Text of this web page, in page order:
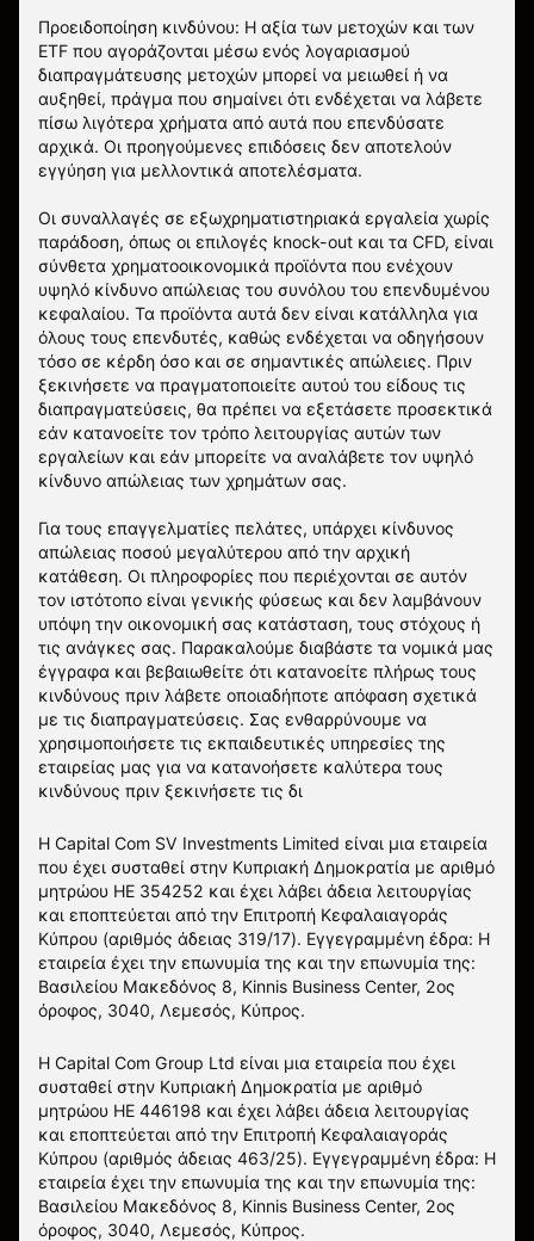
Προειδοποίηση κινδύνου: Η αξία των μετοχών και των
ETF που αγοράζονται μέσω ενός λογαριασμού
διαπραγμάτευσης μετοχών μπορεί να μειωθεί ή να
αυξηθεί, πράγμα που σημαίνει ότι ενδέχεται να λάβετε
πίσω λιγότερα χρήματα από αυτά που επενδύσατε
αρχικά. Οι προηγούμενες επιδόσεις δεν αποτελούν
εγγύηση για μελλοντικά αποτελέσματα.
Οι συναλλαγές σε εξωχρηματιστηριακά εργαλεία χωρίς
παράδοση, όπως οι επιλογές knock-out και τα CFD, είναι
σύνθετα χρηματοοικονομικά προϊόντα που ενέχουν
υψηλό κίνδυνο απώλειας του συνόλου του επενδυμένου
κεφαλαίου. Τα προϊόντα αυτά δεν είναι κατάλληλα για
όλους τους επενδυτές, καθώς ενδέχεται να οδηγήσουν
τόσο σε κέρδη όσο και σε σημαντικές απώλειες. Πριν
ξεκινήσετε να πραγματοποιείτε αυτού του είδους τις
διαπραγματεύσεις, θα πρέπει να εξετάσετε προσεκτικά
εάν κατανοείτε τον τρόπο λειτουργίας αυτών των
εργαλείων και εάν μπορείτε να αναλάβετε τον υψηλό
κίνδυνο απώλειας των χρημάτων σας.
Για τους επαγγελματίες πελάτες, υπάρχει κίνδυνος
απώλειας ποσού μεγαλύτερου από την αρχική
κατάθεση. Οι πληροφορίες που περιέχονται σε αυτόν
τον ιστότοπο είναι γενικής φύσεως και δεν λαμβάνουν
υπόψη την οικονομική σας κατάσταση, τους στόχους ή
τις ανάγκες σας. Παρακαλούμε διαβάστε τα νομικά μας
έγγραφα και βεβαιωθείτε ότι κατανοείτε πλήρως τους
κινδύνους πριν λάβετε οποιαδήποτε απόφαση σχετικά
με τις διαπραγματεύσεις. Σας ενθαρρύνουμε να
χρησιμοποιήσετε τις εκπαιδευτικές υπηρεσίες της
εταιρείας μας για να κατανοήσετε καλύτερα τους
κινδύνους πριν ξεκινήσετε τις δι
Η Capital Com SV Investments Limited είναι μια εταιρεία
που έχει συσταθεί στην Κυπριακή Δημοκρατία με αριθμό
μητρώου HE 354252 και έχει λάβει άδεια λειτουργίας
και εποπτεύεται από την Επιτροπή Κεφαλαιαγοράς
Κύπρου (αριθμός άδειας 319/17). Εγγεγραμμένη έδρα: Η
εταιρεία έχει την επωνυμία της και την επωνυμία της:
Βασιλείου Μακεδόνος 8, Kinnis Business Center, 2ος
όροφος, 3040, Λεμεσός, Κύπρος.
Η Capital Com Group Ltd είναι μια εταιρεία που έχει
συσταθεί στην Κυπριακή Δημοκρατία με αριθμό
μητρώου ΗΕ 446198 και έχει λάβει άδεια λειτουργίας
και εποπτεύεται από την Επιτροπή Κεφαλαιαγοράς
Κύπρου (αριθμός άδειας 463/25). Εγγεγραμμένη έδρα: Η
εταιρεία έχει την επωνυμία της και την επωνυμία της:
Βασιλείου Μακεδόνος 8, Kinnis Business Center, 2ος
όροφος, 3040, Λεμεσός, Κύπρος.